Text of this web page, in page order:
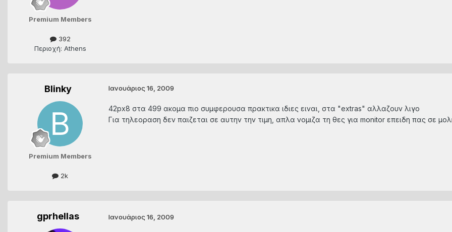
Premium Members
392
Περιοχή: Athens
Blinky
Premium Members
2k
Ιανουάριος 16, 2009
42px8 στα 499 ακομα πιο συμφερουσα πρακτικα ιδιες ειναι, στα "extras" αλλαζουν λιγο
Για τηλεοραση δεν παιζεται σε αυτην την τιμη, απλα νομιζα τη θες για monitor επειδη πας σε
gprhellas Ιανουάριος 16, 2009